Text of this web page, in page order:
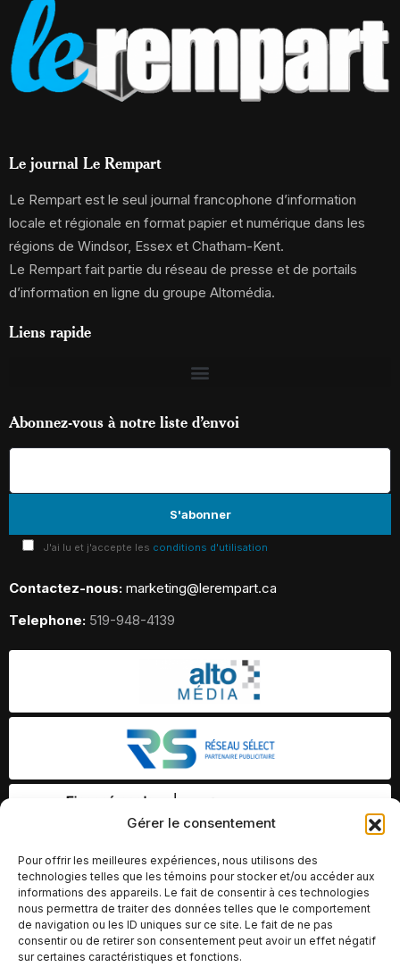
Gérer le consentement
Pour offrir les meilleures expériences, nous utilisons des
technologies telles que les témoins pour stocker et/ou accéder aux
informations des appareils. Le fait de consentir à ces technologies
nous permettra de traiter des données telles que le comportement
de navigation ou les ID uniques sur ce site. Le fait de ne pas
consentir ou de retirer son consentement peut avoir un effet négatif
sur certaines caractéristiques et fonctions.
Le journal Le Rempart
Le Rempart est le seul journal francophone d’information
locale et régionale en format papier et numérique dans les
régions de Windsor, Essex et Chatham-Kent.
Le Rempart fait partie du réseau de presse et de portails
d’information en ligne du groupe Altomédia.
Liens rapide
Abonnez-vous à notre liste d’envoi
J'ai lu et j'accepte les conditions d'utilisation
Contactez-nous: marketing@lerempart.ca
Telephone: 519-948-4139